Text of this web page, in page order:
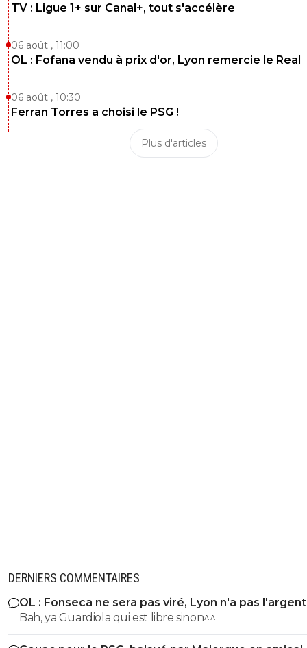
TV : Ligue 1+ sur Canal+, tout s'accélère
06 août , 11:00
OL : Fofana vendu à prix d'or, Lyon remercie le Real
06 août , 10:30
Ferran Torres a choisi le PSG !
Plus d'articles
DERNIERS COMMENTAIRES
OL : Fonseca ne sera pas viré, Lyon n'a pas
le faire
Bah, ya Guardiola qui est libre sinon^^